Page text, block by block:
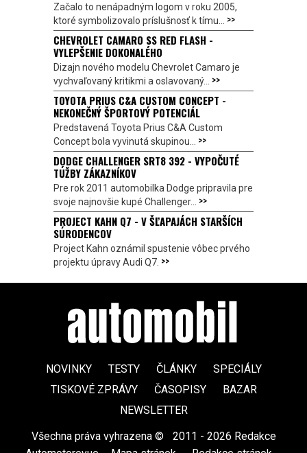
Začalo to nenápadným logom v roku 2005,
ktoré symbolizovalo príslušnosť k tímu... >>
CHEVROLET CAMARO SS RED FLASH -
VYLEPŠENIE DOKONALÉHO
Dizajn nového modelu Chevrolet Camaro je
vychvaľovaný kritikmi a oslavovaný... >>
TOYOTA PRIUS C&A CUSTOM CONCEPT -
NEKONEČNÝ ŠPORTOVÝ POTENCIÁL
Predstavená Toyota Prius C&A Custom
Concept bola vyvinutá skupinou... >>
DODGE CHALLENGER SRT8 392 - VYPOČUTÉ
TÚŽBY ZÁKAZNÍKOV
Pre rok 2011 automobilka Dodge pripravila pre
svoje najnovšie kupé Challenger... >>
PROJECT KAHN Q7 - V ŠĽAPAJÁCH STARŠÍCH
SÚRODENCOV
Project Kahn oznámil spustenie vôbec prvého
projektu úpravy Audi Q7. >>
NOVINKY TESTY ČLÁNKY
SPECIÁLY
TISKOVÉ ZPRÁVY
ČASOPISY
BAZAR
NEWSLETTER
Všechna práva vyhrazena ©
2011 - 2026 Redakce